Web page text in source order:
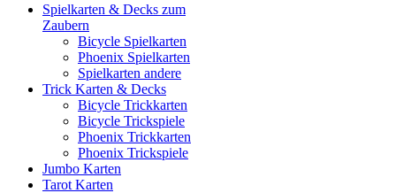
Spielkarten & Decks zum
Zaubern
Bicycle Spielkarten
Phoenix Spielkarten
Spielkarten andere
Trick Karten & Decks
Bicycle Trickkarten
Bicycle Trickspiele
Phoenix Trickkarten
Phoenix Trickspiele
Jumbo Karten
Tarot Karten